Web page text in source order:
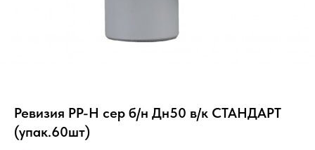
Ревизия PP-H сер б/н Дн50 в/к СТАНДАРТ
(упак.60шт)